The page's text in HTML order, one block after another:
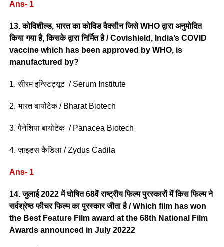
Ans- 1
13. कोविशील्ड, भारत का कोविड वैक्सीन जिसे WHO द्वारा अनुमोदित
किया गया है, किसके द्वारा निर्मित है / Covishield, India’s COVID
vaccine which has been approved by WHO, is
manufactured by?
1. सीरम इन्स्टिट्यूट / Serum Institute
2. भारत बायोटेक / Bharat Biotech
3. पैनेशिया बायोटेक / Panacea Biotech
4. ज़ाइडस कैडिला / Zydus Cadila
Ans- 1
14. जुलाई 2022 में घोषित 68वें राष्ट्रीय फिल्म पुरस्कारों में किस फिल्म ने
सर्वश्रेष्ठ फीचर फिल्म का पुरस्कार जीता है / Which film has won
the Best Feature Film award at the 68th National Film
Awards announced in July 20222